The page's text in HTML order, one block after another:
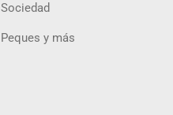
Sociedad
Peques y más